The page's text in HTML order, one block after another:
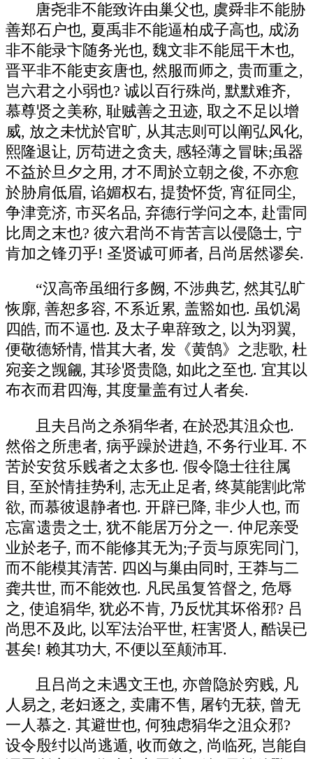
唐尧非不能致许由巢父也, 虞舜非不能胁
善郑石户也, 夏禹非不能逼柏成子高也, 成汤
非不能录卞随务光也, 魏文非不能屈干木也,
晋平非不能吏亥唐也, 然服而师之, 贵而重之,
岂六君之小弱也? 诚以百行殊尚, 默默难齐,
慕尊贤之美称, 耻贼善之丑迹, 取之不足以增
威, 放之未忧於官旷, 从其志则可以阐弘风化,
熙隆退让, 厉苟进之贪夫, 感轻薄之冒昧;虽器
不益於旦夕之用, 才不周於立朝之俊, 不亦愈
於胁肩低眉, 谄媚权右, 提贽怀货, 宵征同尘,
争津竞济, 市买名品, 弃德行学问之本, 赴雷同
比周之末也? 彼六君尚不肯苦言以侵隐士, 宁
肯加之锋刃乎! 圣贤诚可师者, 吕尚居然谬矣.
“汉高帝虽细行多阙, 不涉典艺, 然其弘旷
恢廓, 善恕多容, 不系近累, 盖豁如也. 虽饥渴
四皓, 而不逼也. 及太子卑辞致之, 以为羽翼,
便敬德矫情, 惜其大者, 发《黄鹄》之悲歌, 杜
宛妾之觊觎, 其珍贤贵隐, 如此之至也. 宜其以
布衣而君四海, 其度量盖有过人者矣.
且夫吕尚之杀狷华者, 在於恐其沮众也.
然俗之所患者, 病乎躁於进趋, 不务行业耳. 不
苦於安贫乐贱者之太多也. 假令隐士往往属
目, 至於情挂势利, 志无止足者, 终莫能割此常
欲, 而慕彼退静者也. 开辟已降, 非少人也, 而
忘富遗贵之士, 犹不能居万分之一. 仲尼亲受
业於老子, 而不能修其无为;子贡与原宪同门,
而不能模其清苦. 四凶与巢由同时, 王莽与二
龚共世, 而不能效也. 凡民虽复笞督之, 危辱
之, 使追狷华, 犹必不肯, 乃反忧其坏俗邪? 吕
尚思不及此, 以军法治平世, 枉害贤人, 酷误已
甚矣! 赖其功大, 不便以至颠沛耳.
且吕尚之未遇文王也, 亦曾隐於穷贱, 凡
人易之, 老妇逐之, 卖庸不售, 屠钓无获, 曾无
一人慕之. 其避世也, 何独虑狷华之沮众邪?
设令殷纣以尚逃遁, 收而敛之, 尚临死, 岂能自